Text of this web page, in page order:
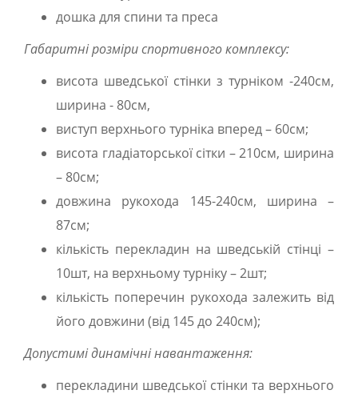
дошка для спини та преса
Габаритні розміри спортивного комплексу:
висота шведської стінки з турніком -240см,
ширина - 80см,
виступ верхнього турніка вперед – 60см;
висота гладіаторської сітки – 210см, ширина
– 80см;
довжина рукохода 145-240см, ширина –
87см;
кількість перекладин на шведській стінці –
10шт, на верхньому турніку – 2шт;
кількість поперечин рукохода залежить від
його довжини (від 145 до 240см);
Допустимі динамічні навантаження:
перекладини шведської стінки та верхнього